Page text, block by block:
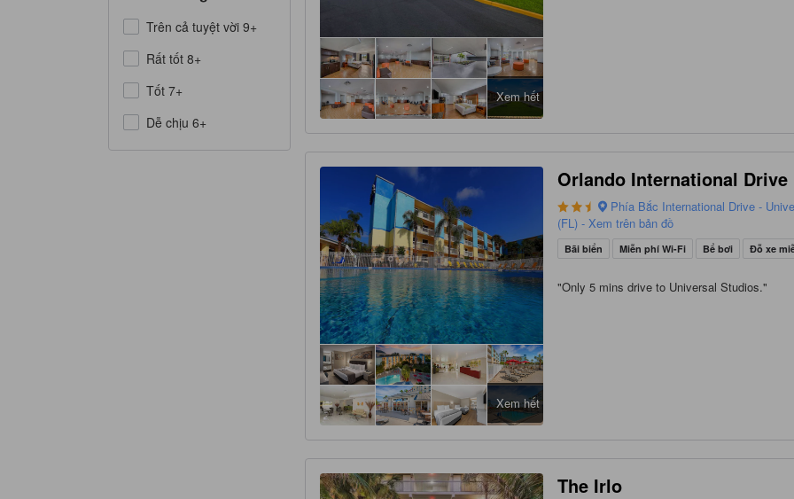
Trên cả tuyệt vời 9+
Rất tốt 8+
Tốt 7+
Dễ chịu 6+
Xem hết
Xem hết
Orlando International Drive
Phía Bắc International Drive -
(FL) - Xem trên bản đồ
Bãi biển Miễn phí Wi-Fi Bể bơi Đỗ xe
"Only 5 mins drive to Universal Studios."
The Irlo